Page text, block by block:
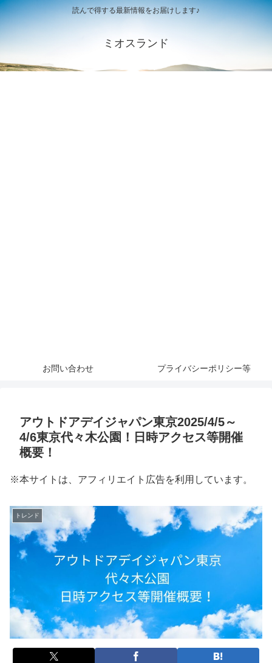
読んで得する最新情報をお届けします♪
ミオスランド
お問い合わせ プライバシーポリシー等
アウトドアデイジャパン東京2025/4/5～
4/6東京代々木公園！日時アクセス等開催
概要！
※本サイトは、アフィリエイト広告を利用しています。
トレンド